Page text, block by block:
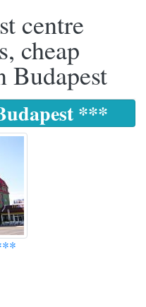
centre
cheap
Budapest
***